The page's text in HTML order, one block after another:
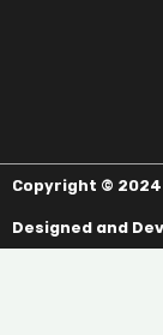
Copyright © 2024
Designed and